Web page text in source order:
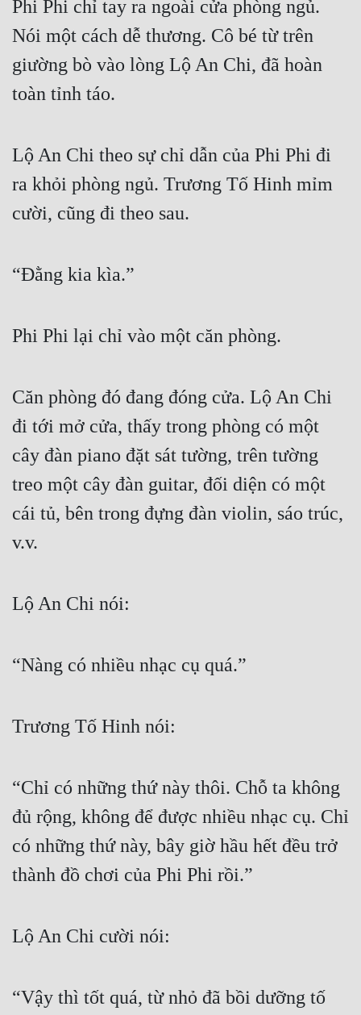
Phi Phi chỉ tay ra ngoài cửa phòng ngủ.
Nói một cách dễ thương. Cô bé từ trên
giường bò vào lòng Lộ An Chi, đã hoàn
toàn tỉnh táo.
Lộ An Chi theo sự chỉ dẫn của Phi Phi đi
ra khỏi phòng ngủ. Trương Tố Hinh mỉm
cười, cũng đi theo sau.
“Đằng kia kìa.”
Phi Phi lại chỉ vào một căn phòng.
Căn phòng đó đang đóng cửa. Lộ An Chi
đi tới mở cửa, thấy trong phòng có một
cây đàn piano đặt sát tường, trên tường
treo một cây đàn guitar, đối diện có một
cái tủ, bên trong đựng đàn violin, sáo trúc,
v.v.
Lộ An Chi nói:
“Nàng có nhiều nhạc cụ quá.”
Trương Tố Hinh nói:
“Chỉ có những thứ này thôi. Chỗ ta không
đủ rộng, không để được nhiều nhạc cụ. Chỉ
có những thứ này, bây giờ hầu hết đều trở
thành đồ chơi của Phi Phi rồi.”
Lộ An Chi cười nói:
“Vậy thì tốt quá, từ nhỏ đã bồi dưỡng tố